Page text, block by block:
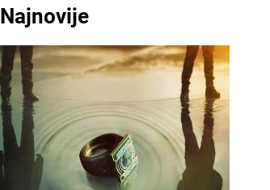
Najnovije